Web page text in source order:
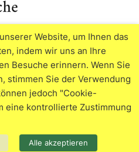
Website, um Ihnen das
indem wir uns an Ihre
Besuche erinnern. Wenn Sie
stimmen Sie der Verwendung
jedoch "Cookie-
eine kontrollierte Zustimmung
Alle akzeptieren